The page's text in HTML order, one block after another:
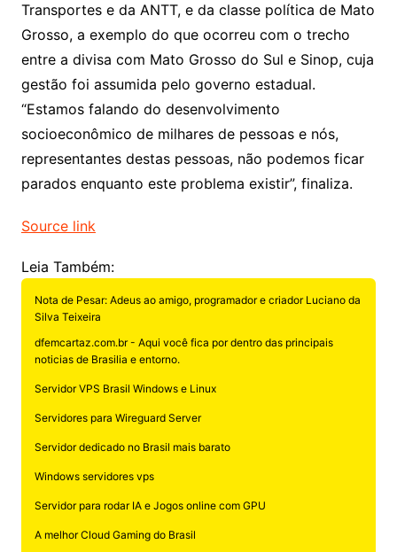
Transportes e da ANTT, e da classe política de Mato
Grosso, a exemplo do que ocorreu com o trecho
entre a divisa com Mato Grosso do Sul e Sinop, cuja
gestão foi assumida pelo governo estadual.
“Estamos falando do desenvolvimento
socioeconômico de milhares de pessoas e nós,
representantes destas pessoas, não podemos ficar
parados enquanto este problema existir”, finaliza.
Source link
Leia Também:
Nota de Pesar: Adeus ao amigo, programador e criador Luciano da
Silva Teixeira
dfemcartaz.com.br - Aqui você fica por dentro das principais
noticias de Brasilia e entorno.
Servidor VPS Brasil Windows e Linux
Servidores para Wireguard Server
Servidor dedicado no Brasil mais barato
Windows servidores vps
Servidor para rodar IA e Jogos online com GPU
A melhor Cloud Gaming do Brasil